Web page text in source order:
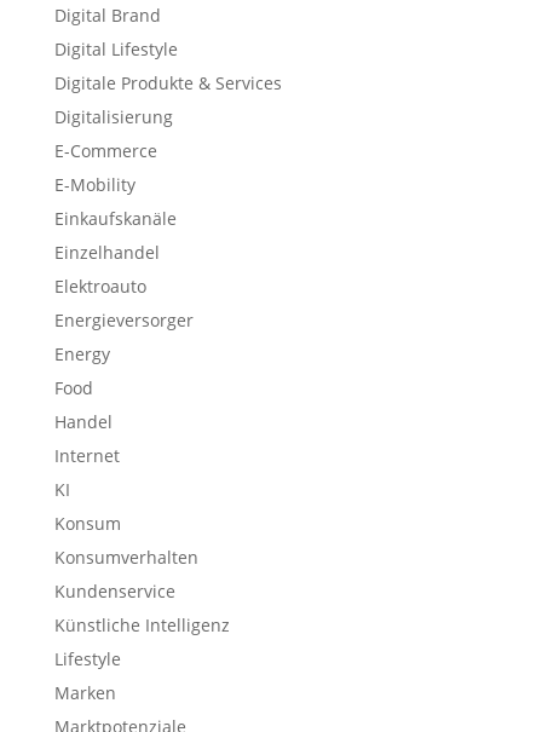
Digital Brand
Digital Lifestyle
Digitale Produkte & Services
Digitalisierung
E-Commerce
E-Mobility
Einkaufskanäle
Einzelhandel
Elektroauto
Energieversorger
Energy
Food
Handel
Internet
KI
Konsum
Konsumverhalten
Kundenservice
Künstliche Intelligenz
Lifestyle
Marken
Marktpotenziale